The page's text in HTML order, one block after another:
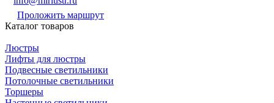
Проложить маршрут
Каталог товаров
Люстры
Лифты для люстры
Подвесные светильники
Потолочные светильники
Торшеры